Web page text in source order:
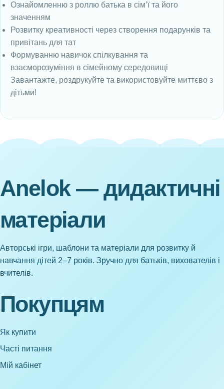
Ознайомленню з роллю батька в сім’ї та його
значенням
Розвитку креативності через створення подарунків та
привітань для тат
Формуванню навичок спілкування та
взаєморозуміння в сімейному середовищі
Завантажте, роздрукуйте та використовуйте миттєво з
дітьми!
Anelok — дидактичні
матеріали
Авторські ігри, шаблони та матеріали для розвитку й
навчання дітей 2–7 років. Зручно для батьків, вихователів і
вчителів.
Покупцям
Як купити
Часті питання
Мій кабінет